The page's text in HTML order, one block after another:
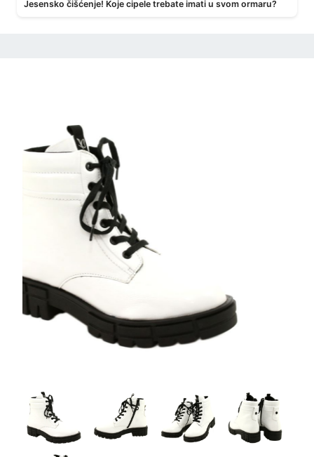
Jesensko čišćenje! Koje cipele trebate imati u svom ormaru?